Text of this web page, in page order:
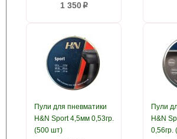
1 350p
Пули для пневматики
H&N Sport 4,5мм 0,53гр.
(500 шт)
Пули
H&N
0,56гр.